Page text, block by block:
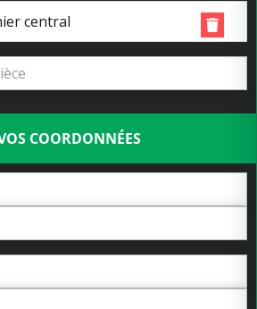
central
COORDONNÉES